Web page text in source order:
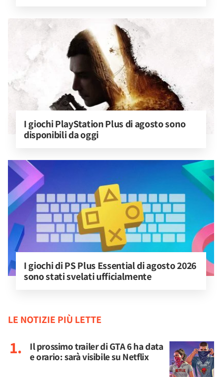
I giochi PlayStation Plus di agosto sono
disponibili da oggi
I giochi di PS Plus Essential di agosto 2026
sono stati svelati ufficialmente
LE NOTIZIE PIÙ LETTE
Il prossimo trailer di GTA 6 ha data
e orario: sarà visibile su Netflix